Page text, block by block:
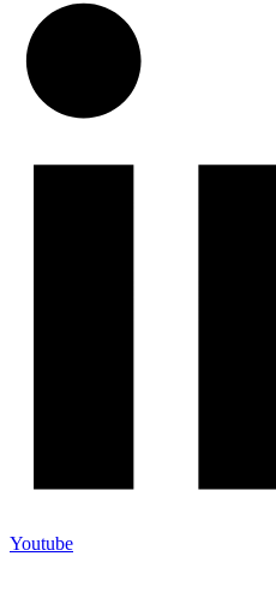
Youtube